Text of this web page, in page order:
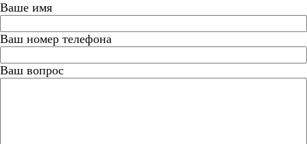
Ваше имя
Ваш номер телефона
Ваш вопрос